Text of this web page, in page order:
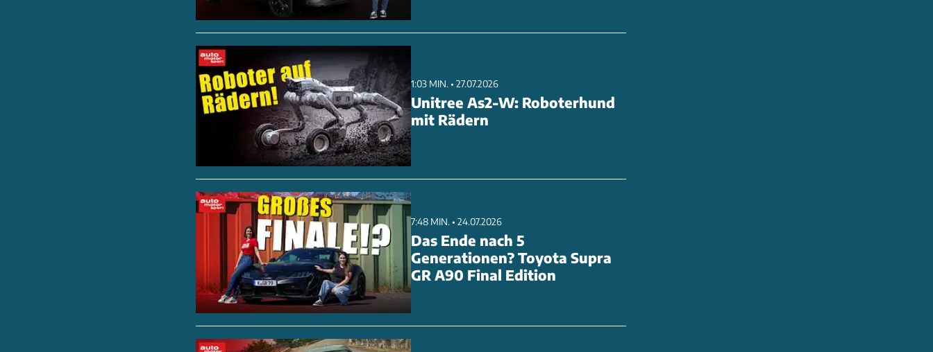
1:03 MIN. • 27.07.2026
Unitree As2-W: Roboterhund
mit Rädern
7:48 MIN. • 24.07.2026
Das Ende nach 5
Generationen? Toyota Supra
GR A90 Final Edition